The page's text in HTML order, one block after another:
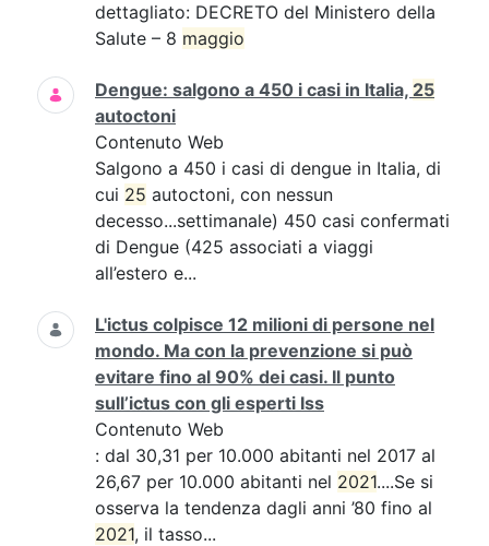
dettagliato: DECRETO del Ministero della
Salute – 8 maggio
Dengue: salgono a 450 i casi in Italia, 25
autoctoni
Contenuto Web
Salgono a 450 i casi di dengue in Italia, di
cui 25 autoctoni, con nessun
decesso...settimanale) 450 casi confermati
di Dengue (425 associati a viaggi
all’estero e...
L'ictus colpisce 12 milioni di persone nel
mondo. Ma con la prevenzione si può
evitare fino al 90% dei casi. Il punto
sull’ictus con gli esperti Iss
Contenuto Web
: dal 30,31 per 10.000 abitanti nel 2017 al
26,67 per 10.000 abitanti nel 2021....Se si
osserva la tendenza dagli anni ’80 fino al
2021, il tasso...